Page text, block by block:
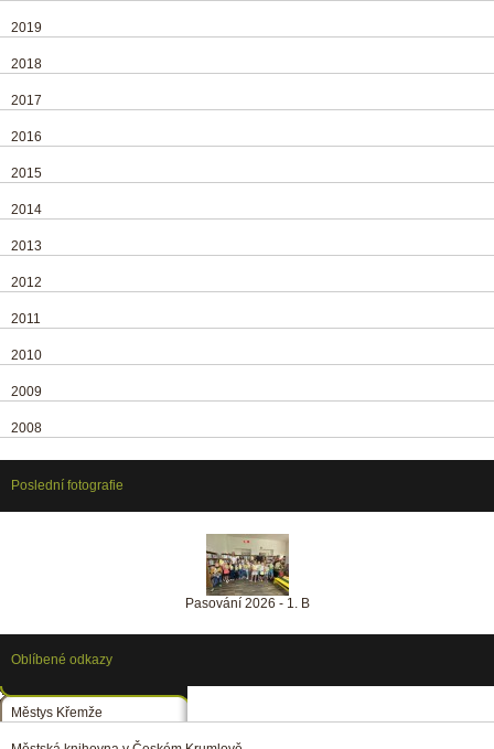
2019
2018
2017
2016
2015
2014
2013
2012
2011
2010
2009
2008
Poslední fotografie
Pasování 2026 - 1. B
Oblíbené odkazy
Městys Křemže